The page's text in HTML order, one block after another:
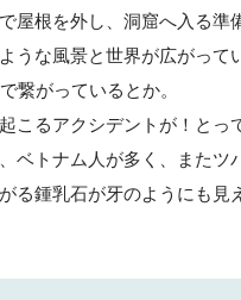
屋根を外し、洞窟へ入る準
うな風景と世界が広がっ
繋がっているとか。
こるアクシデントが！と
ベトナム人が多く、また
る鍾乳石が牙のようにも見